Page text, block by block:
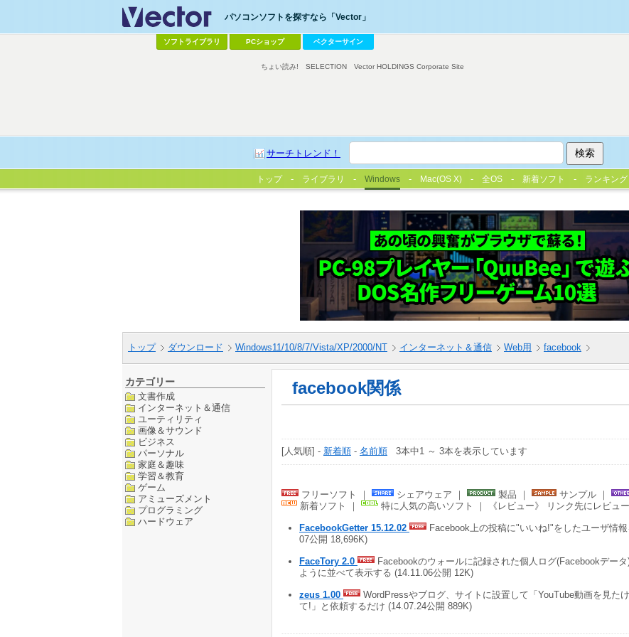
パソコンソフトを探すなら「Vector」
ソフトライブラリ PCショップ ベクターサイン
サーチトレンド！
ちょい読み! SELECTION Vector HOLDINGS Corporate Site
トップ ライブラリ Windows Mac(OS X) 全OS 新着ソフト ランキング
トップ ダウンロード Windows11/10/8/7/Vista/XP/2000/NT インターネット＆通信 Web用 facebook
カテゴリー
文書作成
インターネット＆通信
ユーティリティ
画像＆サウンド
ビジネス
パーソナル
家庭＆趣味
学習＆教育
ゲーム
アミューズメント
プログラミング
ハードウェア
facebook関係
[人気順] - 新着順 - 名前順 3本中1 ～ 3本を表示しています
フリーソフト ｜ シェアウェア ｜ 製品 ｜ サンプル ｜
新着ソフト ｜
特に人気の高いソフト ｜ 《レビュー》 リンク先にレビュ
FacebookGetter 15.12.02
Facebook上の投稿に"いいね!"をしたユーザ情報
07公開 18,696K)
FaceTory 2.0
Facebookのウォールに記録された個人ログ(Facebookデー
ように並べて表示する (14.11.06公開 12K)
zeus 1.00
WordPressやブログ、サイトに設置して「YouTube動画を見た
て!」と依頼するだけ (14.07.24公開 889K)